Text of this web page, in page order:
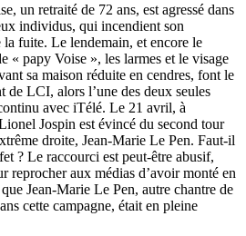
un retraité de 72 ans, est agressé dans
individus, qui incendient son
fuite. Le lendemain, et encore le
« papy Voise », les larmes et le visage
sa maison réduite en cendres, font le
de LCI, alors l’une des deux seules
avec iTélé. Le 21 avril, à
Jospin est évincé du second tour
droite, Jean-Marie Le Pen. Faut-il
? Le raccourci est peut-être abusif,
reprocher aux médias d’avoir monté en
Jean-Marie Le Pen, autre chantre de
cette campagne, était en pleine